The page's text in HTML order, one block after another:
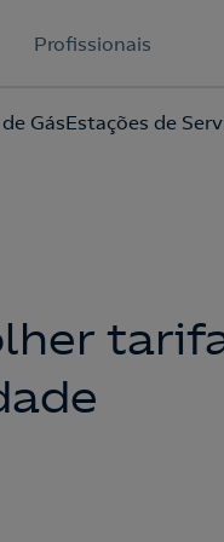
Profissionais
GásEstações de
Ao preencher este
para lhe fazer chegar